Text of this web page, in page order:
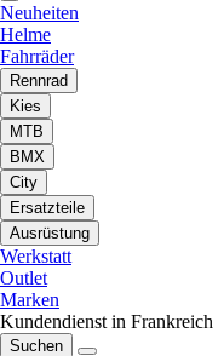
Neuheiten
Helme
Fahrräder
Rennrad
Kies
MTB
BMX
City
Ersatzteile
Ausrüstung
Werkstatt
Outlet
Marken
Kundendienst in Frankreich
Suchen